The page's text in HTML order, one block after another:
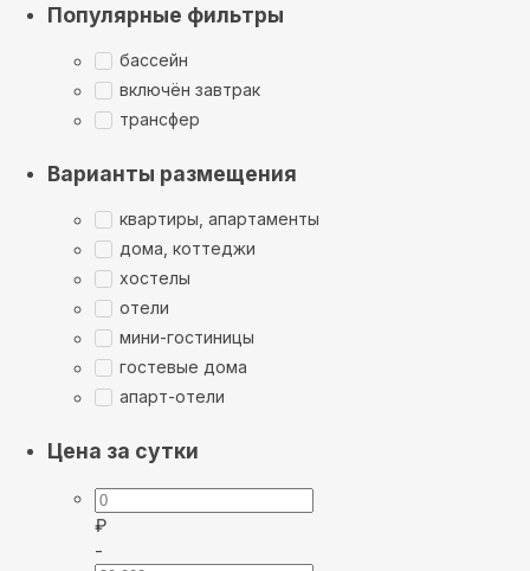
Популярные фильтры
бассейн
включён завтрак
трансфер
Варианты размещения
квартиры, апартаменты
дома, коттеджи
хостелы
отели
мини-гостиницы
гостевые дома
апарт-отели
Цена за сутки
₽
-